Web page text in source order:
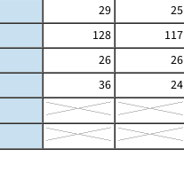
29 25
128 117
26 26
36 24